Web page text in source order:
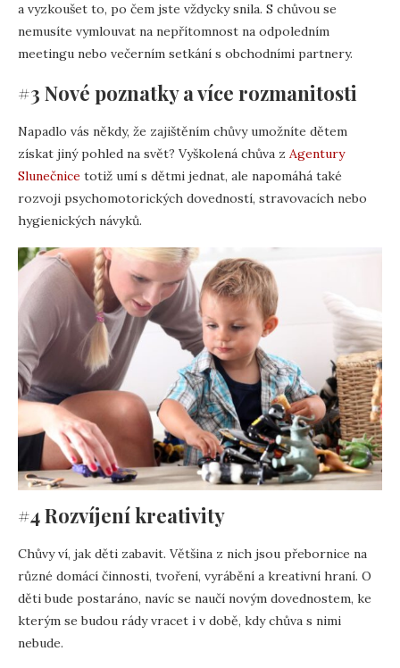
a vyzkoušet to, po čem jste vždycky snila. S chůvou se
nemusíte vymlouvat na nepřítomnost na odpoledním
meetingu nebo večerním setkání s obchodními partnery.
#3 Nové poznatky a více rozmanitosti
Napadlo vás někdy, že zajištěním chůvy umožníte dětem
získat jiný pohled na svět? Vyškolená chůva z Agentury
Slunečnice totiž umí s dětmi jednat, ale napomáhá také
rozvoji psychomotorických dovedností, stravovacích nebo
hygienických návyků.
#4 Rozvíjení kreativity
Chůvy ví, jak děti zabavit. Většina z nich jsou přebornice na
různé domácí činnosti, tvoření, vyrábění a kreativní hraní. O
děti bude postaráno, navíc se naučí novým dovednostem, ke
kterým se budou rády vracet i v době, kdy chůva s nimi
nebude.